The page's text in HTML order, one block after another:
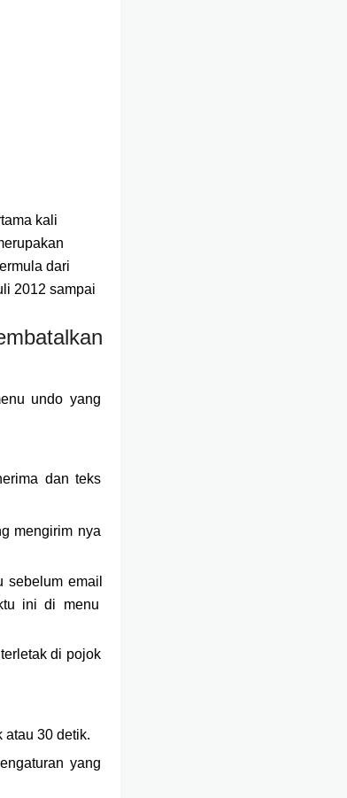
kali
dari
2012 sampai
undo yang
dan teks
mengirim nya
sebelum email
ini di menu
di pojok
atau 30 detik.
yang